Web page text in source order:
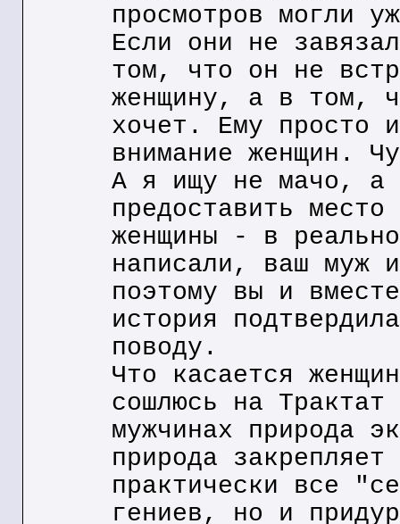
просмотров могли
Если они не
том, что он не
женщину, а в том,
хочет. Ему просто
внимание женщин.
А я ищу не мачо, а
предоставить
женщины - в
написали, ваш муж
поэтому вы и
история
поводу.
Что касается
сошлюсь на
мужчинах природа
природа
практически все
гениев, но и